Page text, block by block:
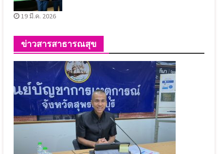
19 มี.ค. 2026
ข่าวสารสาธารณสุข